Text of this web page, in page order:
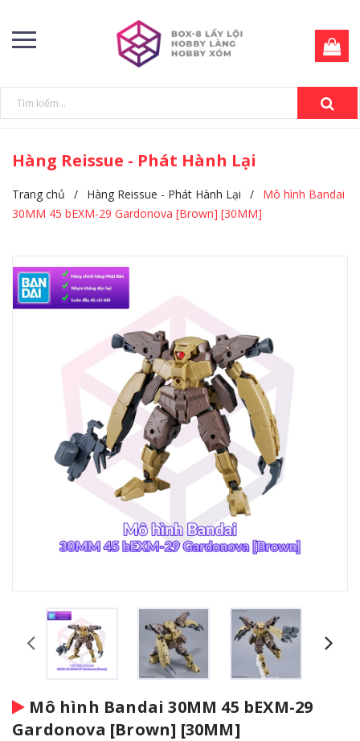
Hàng Reissue - Phát Hành Lại
Trang chủ / Hàng Reissue - Phát Hành Lại /
Mô hình Bandai
30MM 45 bEXM-29 Gardonova [Brown] [30MM]
Mô hình Bandai 30MM 45 bEXM-29
Gardonova [Brown] [30MM]